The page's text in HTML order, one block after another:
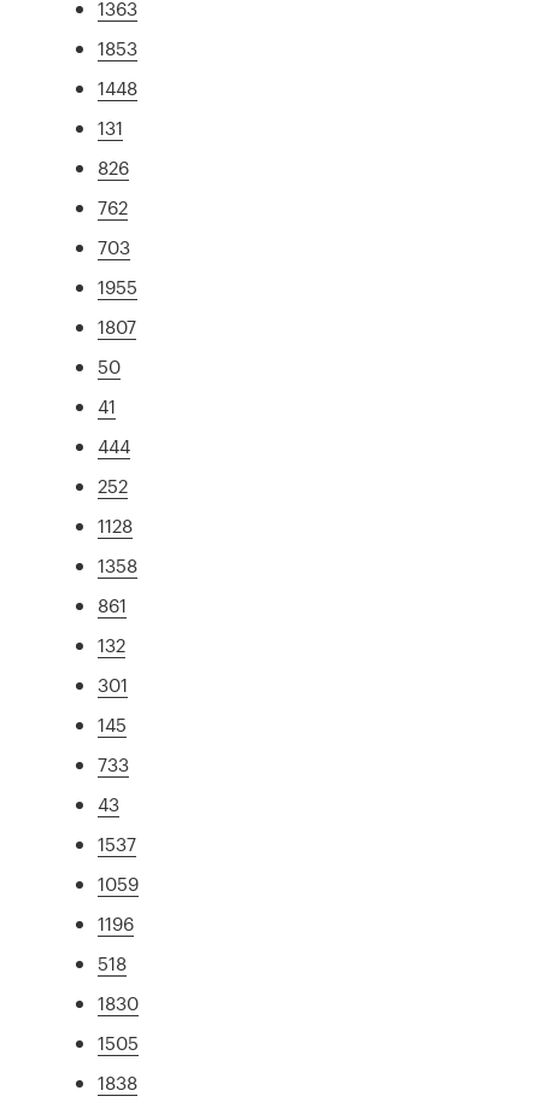
1363
1853
1448
131
826
762
703
1955
1807
50
41
444
252
1128
1358
861
132
301
145
733
43
1537
1059
1196
518
1830
1505
1838